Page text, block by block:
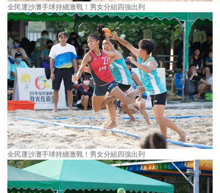
全民運沙灘手球持續激戰！男女分組四強出列
全民運沙灘手球持續激戰！男女分組四強出列